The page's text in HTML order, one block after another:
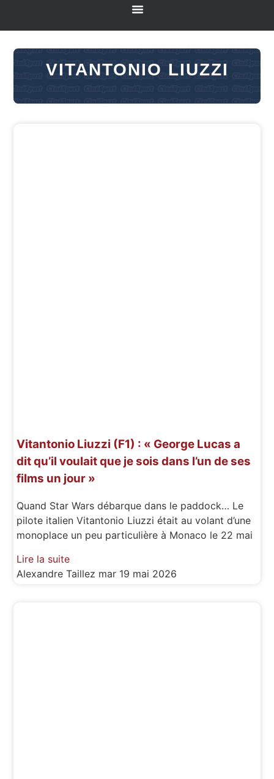
VITANTONIO LIUZZI
Vitantonio Liuzzi (F1) : « George Lucas a
dit qu’il voulait que je sois dans l’un de ses
films un jour »
Quand Star Wars débarque dans le paddock… Le
pilote italien Vitantonio Liuzzi était au volant d’une
monoplace un peu particulière à Monaco le 22 mai
Lire la suite
Alexandre Taillez mar 19 mai 2026